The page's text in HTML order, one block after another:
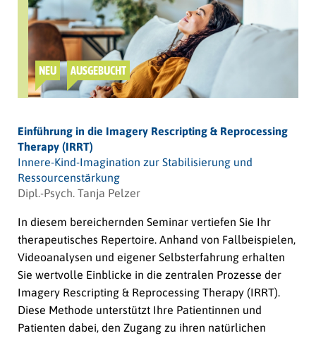
NEU AUSGEBUCHT
Einführung in die Imagery Rescripting & Reprocessing
Therapy (IRRT)
Innere-Kind-Imagination zur Stabilisierung und
Ressourcenstärkung
Dipl.-Psych. Tanja Pelzer
In diesem bereichernden Seminar vertiefen Sie Ihr
therapeutisches Repertoire. Anhand von Fallbeispielen,
Videoanalysen und eigener Selbsterfahrung erhalten
Sie wertvolle Einblicke in die zentralen Prozesse der
Imagery Rescripting & Reprocessing Therapy (IRRT).
Diese Methode unterstützt Ihre Patientinnen und
Patienten dabei, den Zugang zu ihren natürlichen